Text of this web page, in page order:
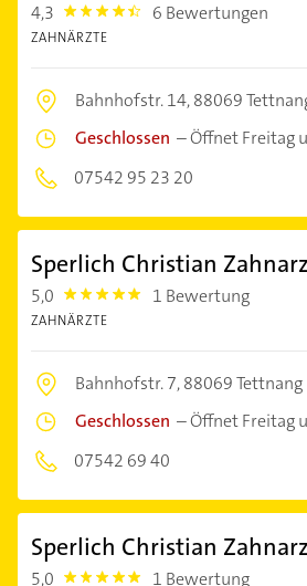
4,3 4.3 6 Bewertungen
ZAHNÄRZTE
Bahnhofstr. 14,88069
Geschlossen –Öffnet Freitag
07542 95 23 20
Sperlich Christian
5,0 5.0 1 Bewertung
ZAHNÄRZTE
Bahnhofstr. 7,88069 Tettnang
Geschlossen –Öffnet Freitag
07542 69 40
Sperlich Christian
5,0 5.0 1 Bewertung